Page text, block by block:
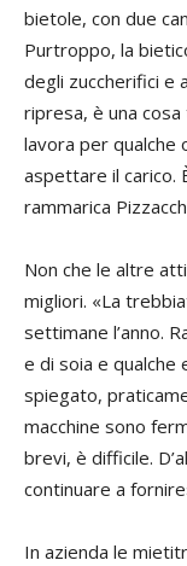
bietole, con due
Purtroppo, la
degli zuccherifici e
ripresa, è una
lavora per qualche
aspettare il carico.
rammarica
Non che le altre
migliori. «La
settimane l’anno.
e di soia e qualche
spiegato,
macchine sono
brevi, è difficile.
continuare a
In azienda le